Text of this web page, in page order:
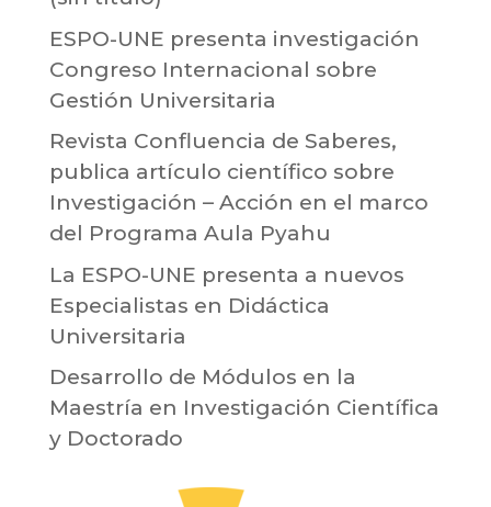
ESPO-UNE presenta investigación
Congreso Internacional sobre
Gestión Universitaria
Revista Confluencia de Saberes,
publica artículo científico sobre
Investigación – Acción en el marco
del Programa Aula Pyahu
La ESPO-UNE presenta a nuevos
Especialistas en Didáctica
Universitaria
Desarrollo de Módulos en la
Maestría en Investigación Científica
y Doctorado